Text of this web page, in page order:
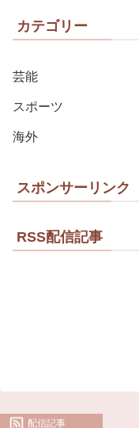
カテゴリー
芸能
スポーツ
海外
スポンサーリンク
RSS配信記事
配信記事